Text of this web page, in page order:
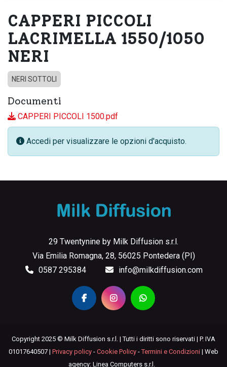
CAPPERI PICCOLI
LACRIMELLA 1550/1050
NERI
NERI SOTTOLI
Documenti
CAPPERI PICCOLI 1500.pdf
Accedi per visualizzare le opzioni d'acquisto.
29 Twentynine by Milk Diffusion s.r.l.
Via Emilia Romagna, 28, 56025 Pontedera (PI)
0587 295384
info@milkdiffusion.com
Copyright 2025 © Milk Diffusion s.r.l. | Tutti i diritti sono riservati | P. IVA
01017640507 | Privacy policy - Cookie Policy -Termini e Condizioni | Web
agency: Linea Computers s.r.l.